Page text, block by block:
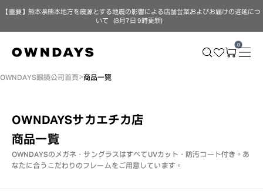
【重要】熊本県熊本地方を震源とする地震の影響による店舗営業およびお届けの遅延につ
いて（8月7日 9時更新）
0
OWNDAYS眼鏡公司首頁 商品一覽
OWNDAYSサカエチカ店
商品一覧
OWNDAYSのメガネ・サングラスはすべてUVカット・防汚コート付き。 あ
なたに合うこだわりのフレームをご用意しています。